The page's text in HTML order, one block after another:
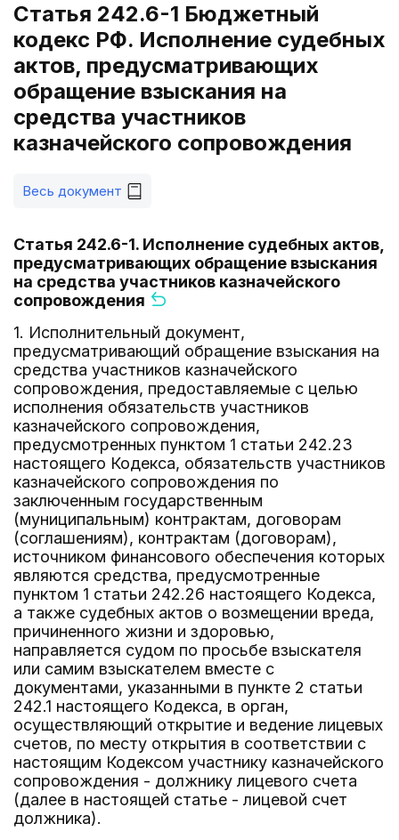
Статья 242.6-1 Бюджетный
кодекс РФ. Исполнение судебных
актов, предусматривающих
обращение взыскания на
средства участников
казначейского сопровождения
Весь документ
Статья 242.6-1. Исполнение судебных актов,
предусматривающих обращение взыскания
на средства участников казначейского
сопровождения
1. Исполнительный документ,
предусматривающий обращение взыскания на
средства участников казначейского
сопровождения, предоставляемые с целью
исполнения обязательств участников
казначейского сопровождения,
предусмотренных пунктом 1 статьи 242.23
настоящего Кодекса, обязательств участников
казначейского сопровождения по
заключенным государственным
(муниципальным) контрактам, договорам
(соглашениям), контрактам (договорам),
источником финансового обеспечения которых
являются средства, предусмотренные
пунктом 1 статьи 242.26 настоящего Кодекса,
а также судебных актов о возмещении вреда,
причиненного жизни и здоровью,
направляется судом по просьбе взыскателя
или самим взыскателем вместе с
документами, указанными в пункте 2 статьи
242.1 настоящего Кодекса, в орган,
осуществляющий открытие и ведение лицевых
счетов, по месту открытия в соответствии с
настоящим Кодексом участнику казначейского
сопровождения - должнику лицевого счета
(далее в настоящей статье - лицевой счет
должника).